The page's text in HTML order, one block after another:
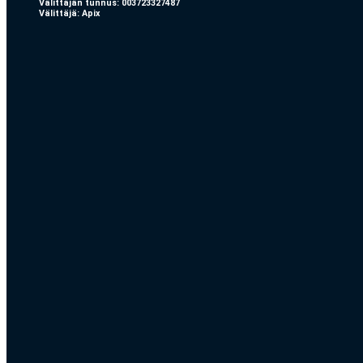
Välittäjän tunnus: 003723327487
Välittäjä: Apix